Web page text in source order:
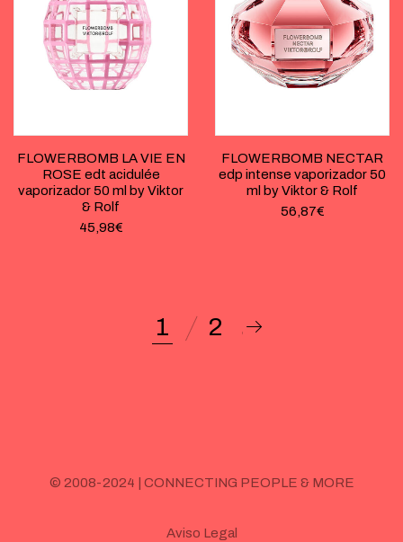
FLOWERBOMB LA VIE EN
ROSE edt acidulée
vaporizador 50 ml by Viktor
& Rolf
45,98€
FLOWERBOMB NECTAR
edp intense vaporizador 50
ml by Viktor & Rolf
56,87€
1 2
© 2008-2024 | CONNECTING PEOPLE & MORE
Aviso Legal